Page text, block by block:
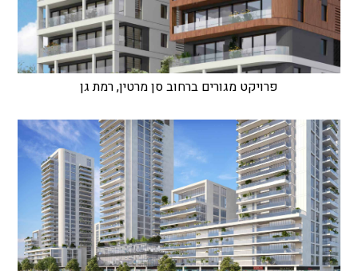
פרויקט מגורים ברחוב סן מרטין, רמת גן